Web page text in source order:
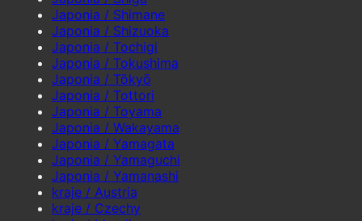
Japonia / Shimane
Japonia / Shizuoka
Japonia / Tochigi
Japonia / Tokushima
Japonia / Tōkyō
Japonia / Tottori
Japonia / Toyama
Japonia / Wakayama
Japonia / Yamagata
Japonia / Yamaguchi
Japonia / Yamanashi
kraje / Austria
kraje / Czechy